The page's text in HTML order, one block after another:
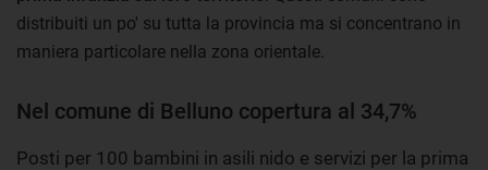
distribuiti un po' su tutta la provincia ma si concentrano in
maniera particolare nella zona orientale.
Nel comune di Belluno copertura al 34,7%
Posti per 100 bambini in asili nido e servizi per la prima